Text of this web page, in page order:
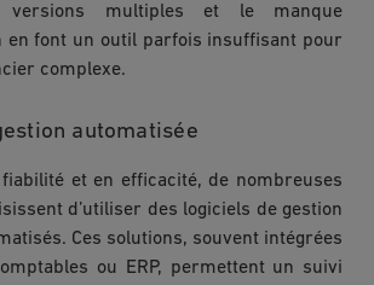
versions multiples et le manque
en font un outil parfois insuffisant pour
complexe.
automatisée
et en efficacité, de nombreuses
d’utiliser des logiciels de gestion
Ces solutions, souvent intégrées
ou ERP, permettent un suivi